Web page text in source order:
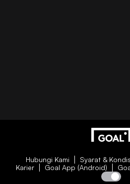
Hubungi Kami Syarat &
Karier
Goal App (Android)